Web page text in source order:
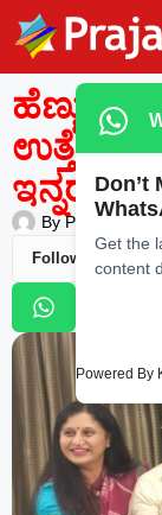
ಇನ್ನರ್
ByPraja Neralu
Follow Us
Don’t
Get the
content
Powered By